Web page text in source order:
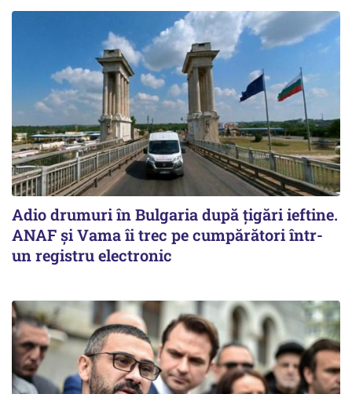
Adio drumuri în Bulgaria după țigări ieftine.
ANAF și Vama îi trec pe cumpărători într-
un registru electronic